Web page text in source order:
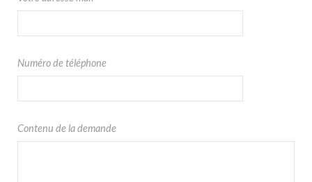
Numéro de téléphone
Contenu de la demande